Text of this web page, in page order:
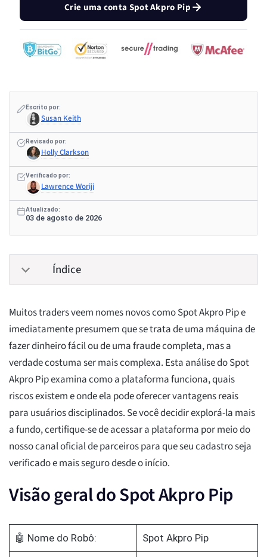
Crie uma conta Spot Akpro Pip
Escrito por:
Susan Keith
Revisado por:
Holly Clarkson
Verificado por:
Lawrence Woriji
Atualizado:
03 de agosto de 2026
Índice
Muitos traders veem nomes novos como Spot Akpro Pip e
imediatamente presumem que se trata de uma máquina de
fazer dinheiro fácil ou de uma fraude completa, mas a
verdade costuma ser mais complexa. Esta análise do Spot
Akpro Pip examina como a plataforma funciona, quais
riscos existem e onde ela pode oferecer vantagens reais
para usuários disciplinados. Se você decidir explorá-la mais
a fundo, certifique-se de acessar a plataforma por meio do
nosso canal oficial de parceiros para que seu cadastro seja
verificado e mais seguro desde o início.
Visão geral do Spot Akpro Pip
🤖 Nome do Robô: Spot Akpro Pip